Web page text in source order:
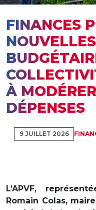
FINANCES
À
DÉPENSES
9 JUILLET 2026
L’APVF,
Romain Colas,